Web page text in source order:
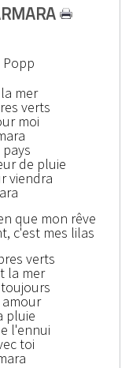
Popp
mer
verts
moi
de pluie
viendra
que mon rêve
c'est mes lilas
verts
la mer
pluie
l'ennui
toi